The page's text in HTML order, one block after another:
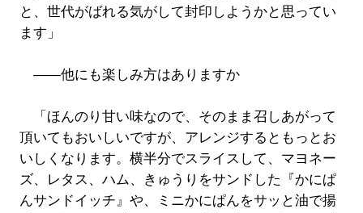
と、世代がばれる気がして封印しようかと思ってい
ます」
――他にも楽しみ方はありますか
「ほんのり甘い味なので、そのまま召しあがって
頂いてもおいしいですが、アレンジするともっとお
いしくなります。横半分でスライスして、マヨネー
ズ、レタス、ハム、きゅうりをサンドした『かにぱ
んサンドイッチ』や、ミニかにぱんをサッと油で揚